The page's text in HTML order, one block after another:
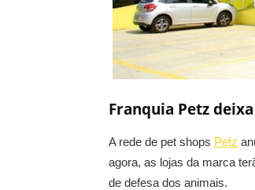
Franquia Petz
A rede de pet shops Petz
agora, as lojas da marca
de defesa dos animais.